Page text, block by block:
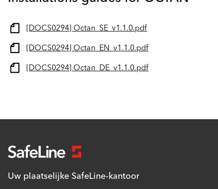
[DOCS0294] Octan_SE_v1.1.0.pdf
[DOCS0294] Octan_EN_v1.1.0.pdf
[DOCS0294] Octan_DE_v1.1.0.pdf
Uw plaatselijke SafeLine-kantoor